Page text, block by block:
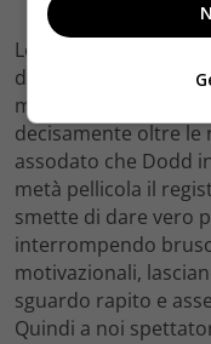
Le paranoie
dalla razionalità,
morboso di
decisamente oltre
assodato che Dodd
metà pellicola il
smette di dare vero
interrompendo
motivazionali,
sguardo rapito e
Quindi a noi